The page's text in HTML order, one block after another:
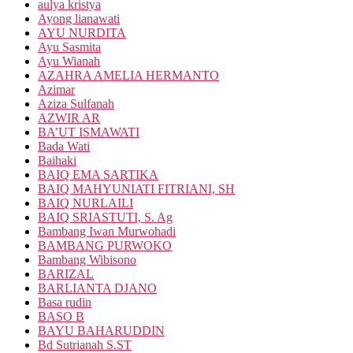
aulya kristya
Ayong lianawati
AYU NURDITA
Ayu Sasmita
Ayu Wianah
AZAHRA AMELIA HERMANTO
Azimar
Aziza Sulfanah
AZWIR AR
BA’UT ISMAWATI
Bada Wati
Baihaki
BAIQ EMA SARTIKA
BAIQ MAHYUNIATI FITRIANI, SH
BAIQ NURLAILI
BAIQ SRIASTUTI, S. Ag
Bambang Iwan Murwohadi
BAMBANG PURWOKO
Bambang Wibisono
BARIZAL
BARLIANTA DJANO
Basa rudin
BASO B
BAYU BAHARUDDIN
Bd Sutrianah S.ST